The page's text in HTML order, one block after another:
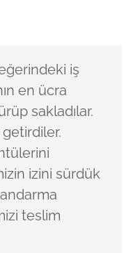
iş
en ücra
sakladılar.
izini sürdük
teslim